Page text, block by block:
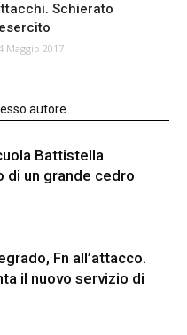
Schierato
Maggio 2017
autore
Battistella
di un grande cedro
Fn all’attacco.
il nuovo servizio di